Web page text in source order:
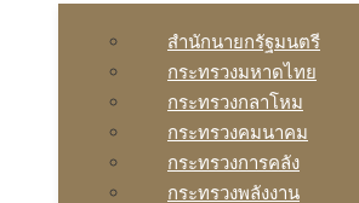
สํานักนายกรัฐมนตรี
กระทรวงมหาดไทย
กระทรวงกลาโหม
กระทรวงคมนาคม
กระทรวงการคลัง
กระทรวงพลังงาน